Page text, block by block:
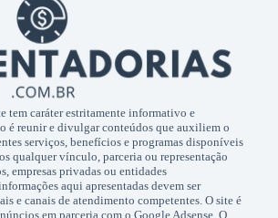
tem caráter estritamente informativo e
é reunir e divulgar conteúdos que auxiliem o
serviços, benefícios e programas disponíveis
qualquer vínculo, parceria ou representação
empresas privadas ou entidades
aqui apresentadas devem ser
e canais de atendimento competentes. O site é
em parceria com o Google Adsense. O